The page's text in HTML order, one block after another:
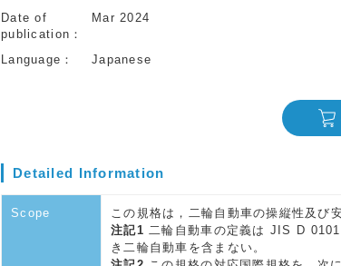
Date of
publication
Mar 2024
Language Japanese
Detailed Information
Scope
この規格は，二輪自動車の操縦性及び
注記1 二輪自動車の定義は JIS D
き二輪自動車を含まない。